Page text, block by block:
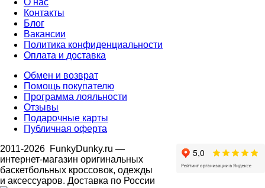
Контакты
Блог
Вакансии
Политика конфиденциальности
Оплата и доставка
Обмен и возврат
Помощь покупателю
Программа лояльности
Отзывы
Подарочные карты
Публичная оферта
2011-2026 FunkyDunky.ru —
интернет-магазин оригинальных
баскетбольных кроссовок, одежды
и аксессуаров. Доставка по России